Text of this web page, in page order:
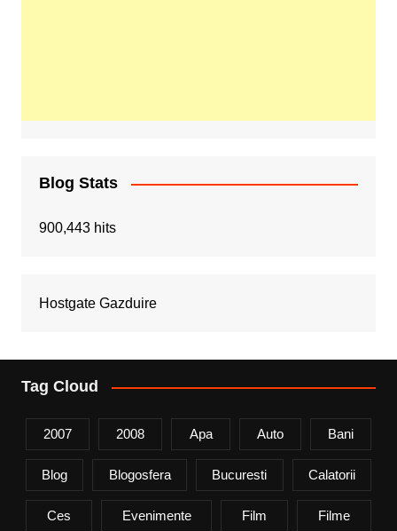
Blog Stats
900,443 hits
Hostgate Gazduire
Tag Cloud
2007 2008 Apa Auto Bani
Blog Blogosfera Bucuresti Calatorii
Ces Evenimente Film Filme